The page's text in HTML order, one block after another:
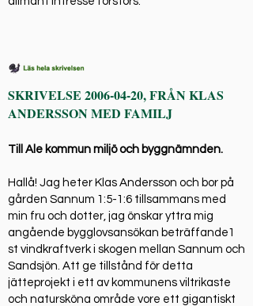
SKRIVELSE 2006-04-20, FRÅN KLAS
ANDERSSON MED FAMILJ
Till Ale kommun miljö och byggnämnden.
Hallå! Jag heter Klas Andersson och bor på
gården Sannum 1:5-1:6 tillsammans med
min fru och dotter, jag önskar yttra mig
angående bygglovsansökan beträffande1
st vindkraftverk i skogen mellan Sannum och
Sandsjön. Att ge tillstånd för detta
jätteprojekt i ett av kommunens viltrikaste
och natursköna område vore ett gigantiskt